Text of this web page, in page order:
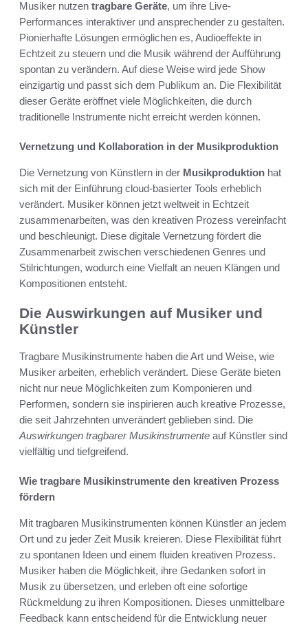
Musiker nutzen tragbare Geräte, um ihre Live-
Performances interaktiver und ansprechender zu gestalten.
Pionierhafte Lösungen ermöglichen es, Audioeffekte in
Echtzeit zu steuern und die Musik während der Aufführung
spontan zu verändern. Auf diese Weise wird jede Show
einzigartig und passt sich dem Publikum an. Die Flexibilität
dieser Geräte eröffnet viele Möglichkeiten, die durch
traditionelle Instrumente nicht erreicht werden können.
Vernetzung und Kollaboration in der Musikproduktion
Die Vernetzung von Künstlern in der Musikproduktion hat
sich mit der Einführung cloud-basierter Tools erheblich
verändert. Musiker können jetzt weltweit in Echtzeit
zusammenarbeiten, was den kreativen Prozess vereinfacht
und beschleunigt. Diese digitale Vernetzung fördert die
Zusammenarbeit zwischen verschiedenen Genres und
Stilrichtungen, wodurch eine Vielfalt an neuen Klängen und
Kompositionen entsteht.
Die Auswirkungen auf Musiker und
Künstler
Tragbare Musikinstrumente haben die Art und Weise, wie
Musiker arbeiten, erheblich verändert. Diese Geräte bieten
nicht nur neue Möglichkeiten zum Komponieren und
Performen, sondern sie inspirieren auch kreative Prozesse,
die seit Jahrzehnten unverändert geblieben sind. Die
Auswirkungen tragbarer Musikinstrumente auf Künstler sind
vielfältig und tiefgreifend.
Wie tragbare Musikinstrumente den kreativen Prozess
fördern
Mit tragbaren Musikinstrumenten können Künstler an jedem
Ort und zu jeder Zeit Musik kreieren. Diese Flexibilität führt
zu spontanen Ideen und einem fluiden kreativen Prozess.
Musiker haben die Möglichkeit, ihre Gedanken sofort in
Musik zu übersetzen, und erleben oft eine sofortige
Rückmeldung zu ihren Kompositionen. Dieses unmittelbare
Feedback kann entscheidend für die Entwicklung neuer